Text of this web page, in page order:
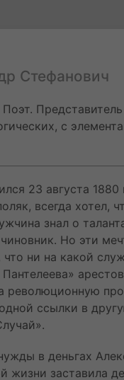
Стефанович
с
23 августа
всегда хотел,
знал о
Но эти
ни на какой
Пантелеева»
революционную
ссылки в
в деньгах
жизни заставила